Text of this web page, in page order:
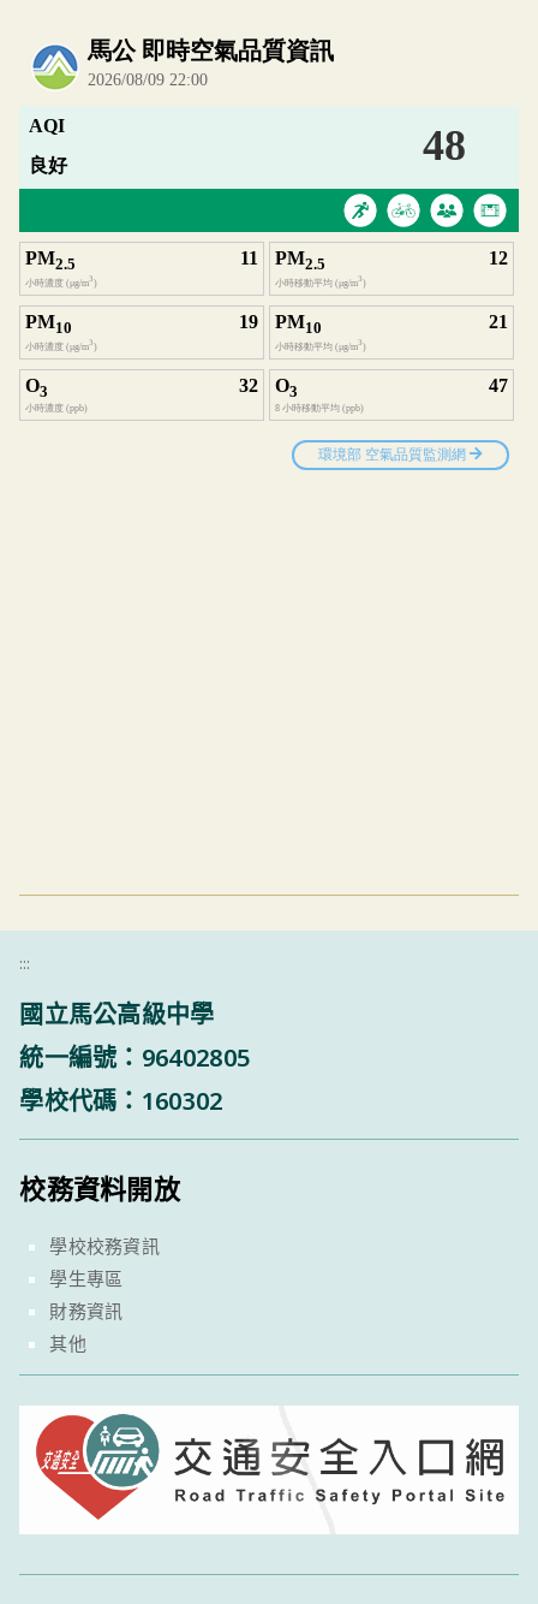
內嵌空氣品質小工具為視覺預覽，完整即時空
:::
國立馬公高級中學
統一編號：96402805
學校代碼：160302
校務資料開放
學校校務資訊
學生專區
財務資訊
其他